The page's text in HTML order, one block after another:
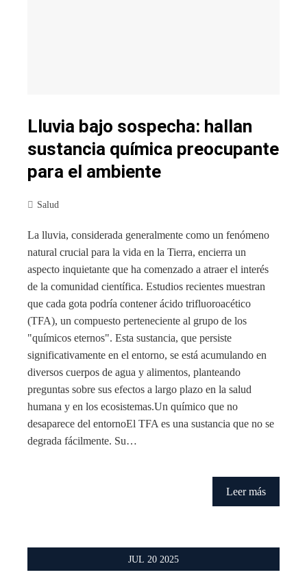
Lluvia bajo sospecha: hallan
sustancia química preocupante
para el ambiente
Salud
La lluvia, considerada generalmente como un fenómeno
natural crucial para la vida en la Tierra, encierra un
aspecto inquietante que ha comenzado a atraer el interés
de la comunidad científica. Estudios recientes muestran
que cada gota podría contener ácido trifluoroacético
(TFA), un compuesto perteneciente al grupo de los
"químicos eternos". Esta sustancia, que persiste
significativamente en el entorno, se está acumulando en
diversos cuerpos de agua y alimentos, planteando
preguntas sobre sus efectos a largo plazo en la salud
humana y en los ecosistemas.Un químico que no
desaparece del entornoEl TFA es una sustancia que no se
degrada fácilmente. Su…
Leer más
JUL 20 2025